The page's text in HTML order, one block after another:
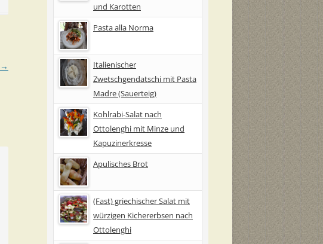
→
und Karotten
Pasta alla Norma
Italienischer
Zwetschgendatschi mit Pasta
Madre (Sauerteig)
Kohlrabi-Salat nach
Ottolenghi mit Minze und
Kapuzinerkresse
Apulisches Brot
(Fast) griechischer Salat mit
würzigen Kichererbsen nach
Ottolenghi